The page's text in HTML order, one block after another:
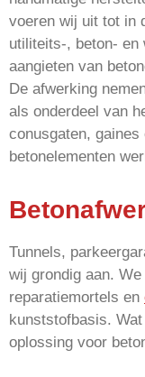
voeren wij uit tot in
utiliteits-, beton- en
aangieten van
De afwerking
als onderdeel van
conusgaten,
betonelementen
Tunnels,
wij grondig aan. We
reparatiemortels en
kunststofbasis.
oplossing voor